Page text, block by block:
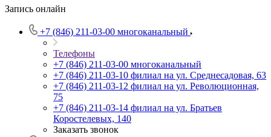
Запись онлайн
+7 (846) 211-03-00 многоканальный
Телефоны
+7 (846) 211-03-00 многоканальный
+7 (846) 211-03-10 филиал на ул. Среднесадовая, 63
+7 (846) 211-03-12 филиал на ул. Революционная,
75
+7 (846) 211-03-14 филиал на ул. Братьев
Коростелевых, 140
Заказать звонок